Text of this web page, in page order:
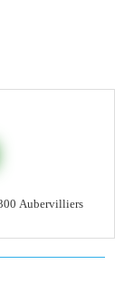
Ecoles / 93300 Aubervilliers